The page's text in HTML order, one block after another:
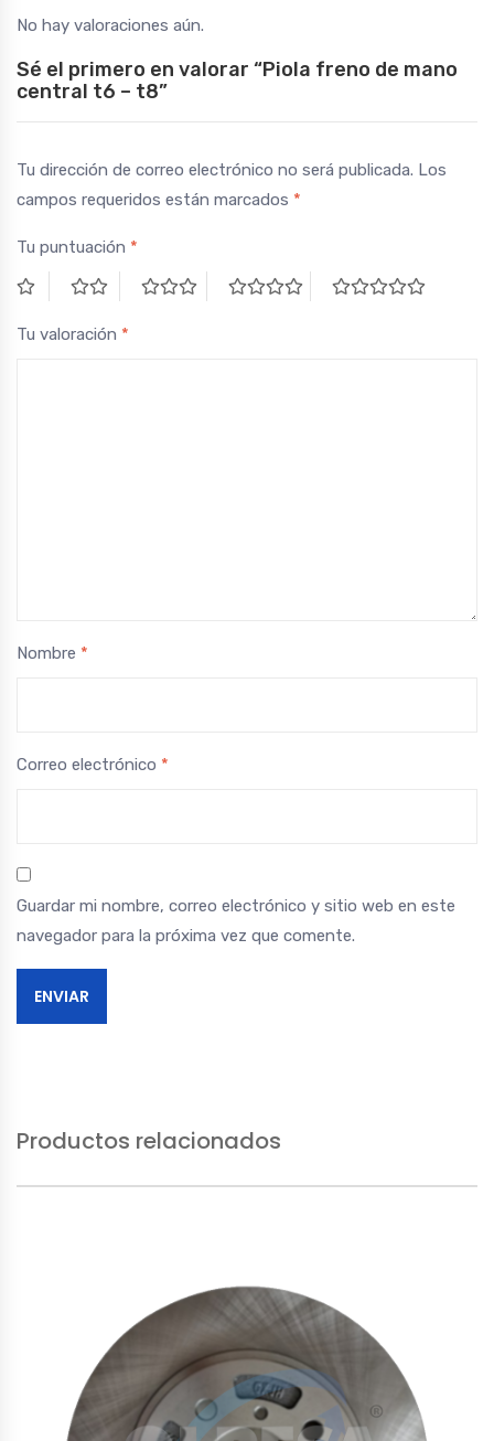
No hay valoraciones aún.
Sé el primero en valorar “Piola freno de mano
central t6 – t8”
Tu dirección de correo electrónico no será publicada. Los
campos requeridos están marcados *
Tu puntuación *
Tu valoración *
Nombre *
Correo electrónico *
Guardar mi nombre, correo electrónico y sitio web en este
navegador para la próxima vez que comente.
Productos relacionados